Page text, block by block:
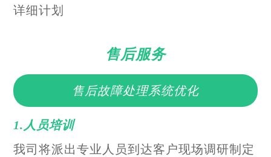
详细计划
售后服务
售后故障处理系统优化
1.人员培训
我司将派出专业人员到达客户现场调研制定